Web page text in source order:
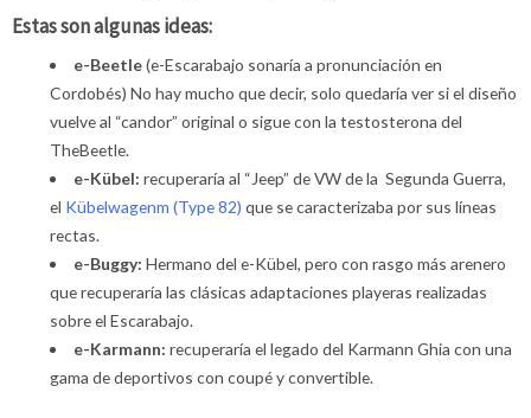
Estas son algunas ideas:
e-Beetle(e-Escarabajo sonaría a pronunciación en
Cordobés) No hay mucho que decir, solo quedaría ver si el diseño
vuelve al “candor” original o sigue con la testosterona del
TheBeetle.
e-Kübel: recuperaría al “Jeep” de VW de la Segunda Guerra,
el Kübelwagenm (Type 82) que se caracterizaba por sus líneas
rectas.
e-Buggy: Hermano del e-Kübel, pero con rasgo más arenero
que recuperaría las clásicas adaptaciones playeras realizadas
sobre el Escarabajo.
e-Karmann: recuperaría el legado del Karmann Ghia con una
gama de deportivos con coupé y convertible.